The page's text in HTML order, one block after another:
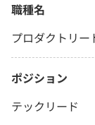
職種名
プロダクトリー
ポジション
テックリード